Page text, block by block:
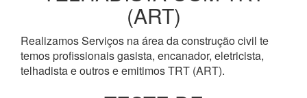
(ART)
Realizamos Serviços na área da construção civil te
temos profissionais gasista, encanador, eletricista,
telhadista e outros e emitimos TRT (ART).